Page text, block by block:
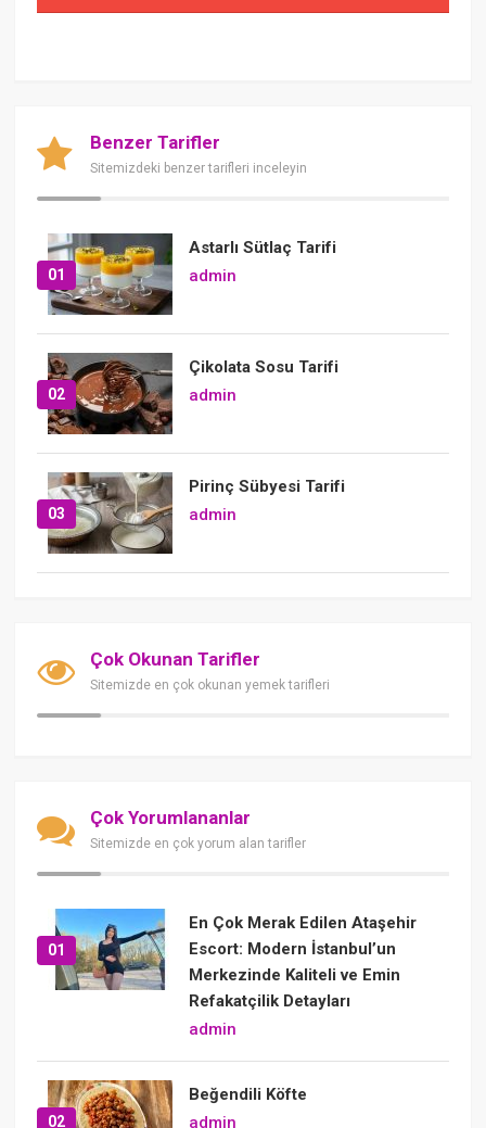
Benzer Tarifler
Sitemizdeki benzer tarifleri inceleyin
01
Astarlı Sütlaç Tarifi
admin
02
Çikolata Sosu Tarifi
admin
03
Pirinç Sübyesi Tarifi
admin
Çok Okunan Tarifler
Sitemizde en çok okunan yemek tarifleri
Çok Yorumlananlar
Sitemizde en çok yorum alan tarifler
01
En Çok Merak Edilen Ataşehir
Escort: Modern İstanbul’un
Merkezinde Kaliteli ve Emin
Refakatçilik Detayları
admin
02
Beğendili Köfte
admin